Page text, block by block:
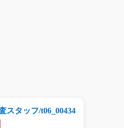
スタッフ/t06_00434